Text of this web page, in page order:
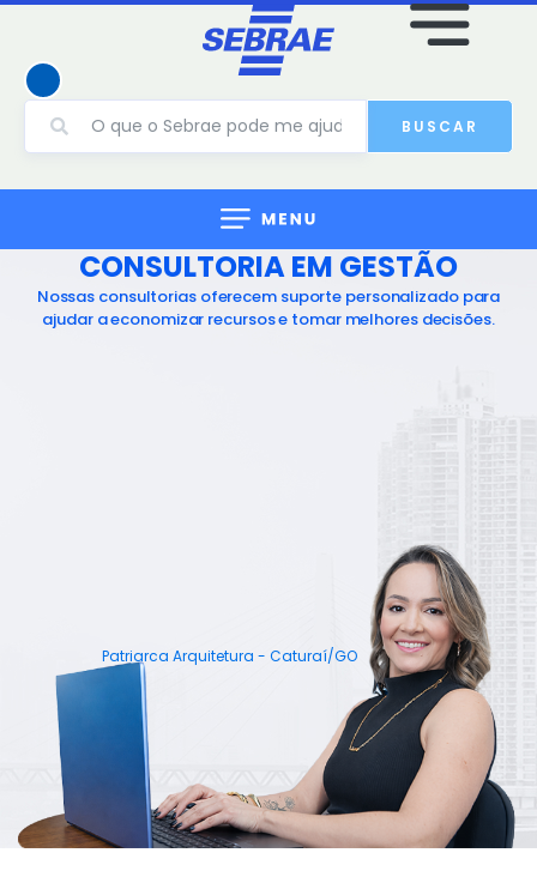
BUSCAR
CONSULTORIA EM GESTÃO
Nossas consultorias oferecem suporte personalizado para
ajudar a economizar recursos e tomar melhores decisões.
Patriarca Arquitetura - Caturaí/GO